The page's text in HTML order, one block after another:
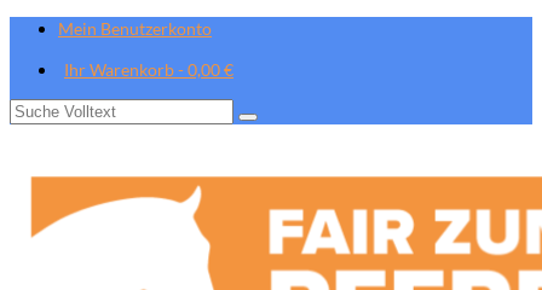
Mein Benutzerkonto
Ihr Warenkorb-0,00€
Suche